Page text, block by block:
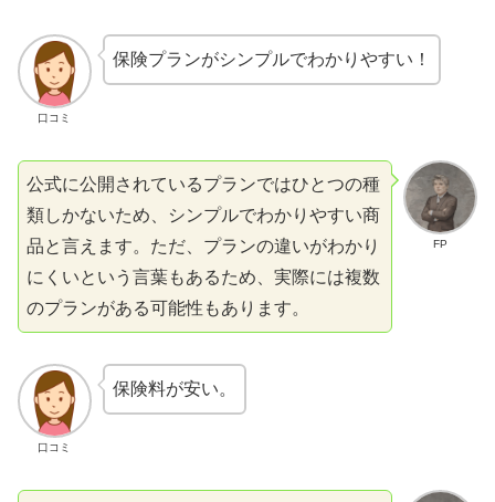
口コミ
保険プランがシンプルでわかりやすい！
FP
公式に公開されているプランではひとつの種
類しかないため、シンプルでわかりやすい商
品と言えます。ただ、プランの違いがわかり
にくいという言葉もあるため、実際には複数
のプランがある可能性もあります。
口コミ
保険料が安い。